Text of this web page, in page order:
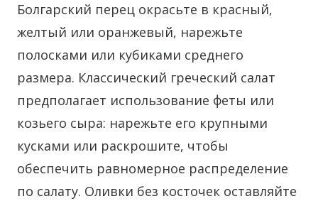
Болгарский перец окрасьте в красный,
желтый или оранжевый, нарежьте
полосками или кубиками среднего
размера. Классический греческий салат
предполагает использование феты или
козьего сыра: нарежьте его крупными
кусками или раскрошите, чтобы
обеспечить равномерное распределение
по салату. Оливки без косточек оставляйте